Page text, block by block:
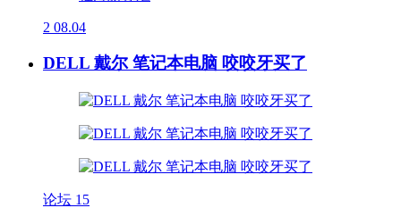
2 08.04
DELL 戴尔 笔记本电脑 咬咬牙买了
论坛 15